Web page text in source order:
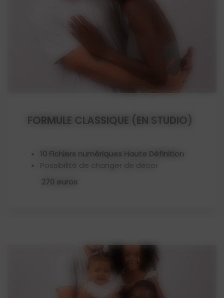
FORMULE CLASSIQUE (EN STUDIO)
10 Fichiers numériques Haute Définition
270 euros